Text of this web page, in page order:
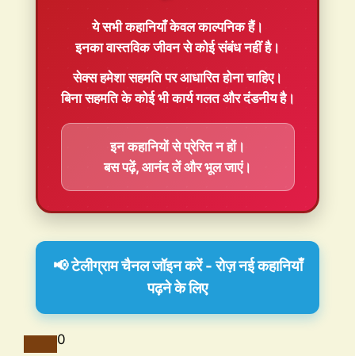
ये सभी कहानियाँकेवल काल्पनिकहैं।
इनका वास्तविक जीवन से कोई संबंध नहीं है।
सेक्स हमेशासहमतिपर आधारित होना चाहिए।
बिना सहमति के कोई भी कार्य गलत और दंडनीय है।
इन कहानियों से प्रेरित न हों।
बस पढ़ें, आनंद लें और भूल जाएं।
📢 टेलीग्राम चैनल जॉइन करें - रोज़ नई कहानियाँ
पढ़ने के लिए
0